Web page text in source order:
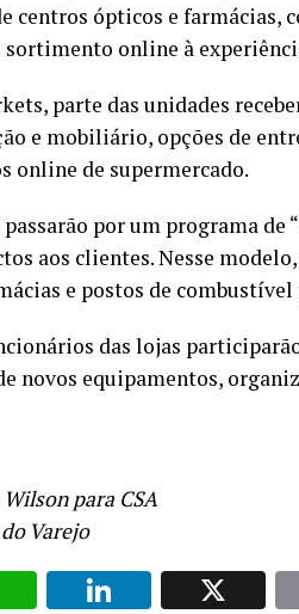
centros ópticos e farmácias,
online à
parte das unidades
e mobiliário, opções de
online de supermercado.
por um programa de
aos clientes. Nesse
e postos de
das lojas
novos equipamentos,
para CSA
Varejo
WhatsApp